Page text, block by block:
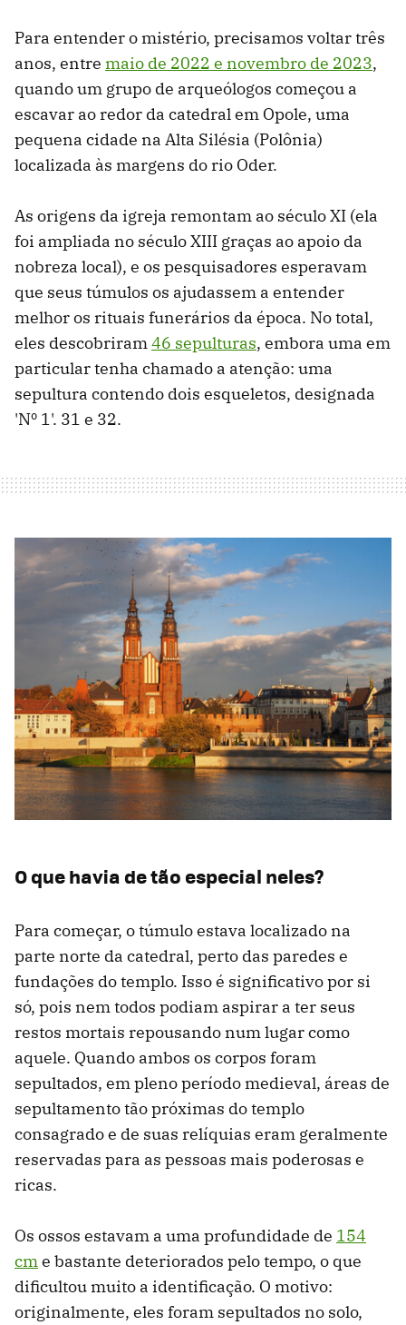
Para entender o mistério, precisamos voltar três
anos, entre maio de 2022 e novembro de 2023,
quando um grupo de arqueólogos começou a
escavar ao redor da catedral em Opole, uma
pequena cidade na Alta Silésia (Polônia)
localizada às margens do rio Oder.
As origens da igreja remontam ao século XI (ela
foi ampliada no século XIII graças ao apoio da
nobreza local), e os pesquisadores esperavam
que seus túmulos os ajudassem a entender
melhor os rituais funerários da época. No total,
eles descobriram46 sepulturas, embora uma em
particular tenha chamado a atenção: uma
sepultura contendo dois esqueletos, designada
'Nº 1'. 31 e 32.
O que havia de tão especial neles?
Para começar, o túmulo estava localizado na
parte norte da catedral, perto das paredes e
fundações do templo. Isso é significativo por si
só, pois nem todos podiam aspirar a ter seus
restos mortais repousando num lugar como
aquele. Quando ambos os corpos foram
sepultados, em pleno período medieval, áreas de
sepultamento tão próximas do templo
consagrado e de suas relíquias eram geralmente
reservadas para as pessoas mais poderosas e
ricas.
Os ossos estavam a uma profundidade de 154
cme bastante deteriorados pelo tempo, o que
dificultou muito a identificação. O motivo:
originalmente, eles foram sepultados no solo,